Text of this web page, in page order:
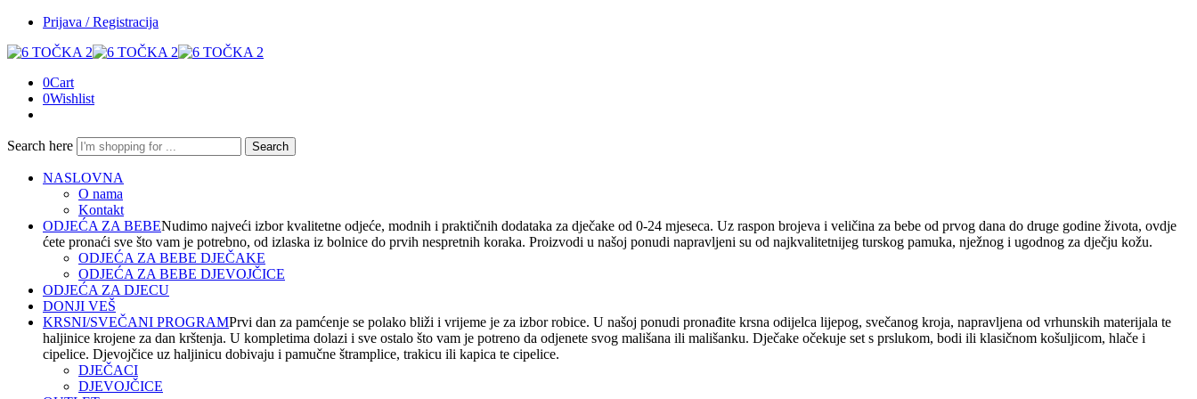
Prijava / Registracija
0Cart
0Wishlist
Search here Search
NASLOVNA
O nama
Kontakt
ODJEĆA ZA BEBENudimo najveći izbor kvalitetne odjeće, modnih i praktičnih dodataka za dječake od 0-24 mjeseca. Uz raspon brojeva i veličina za bebe od prvog dana do druge godine života, ovdje
ćete pronaći sve što vam je potrebno, od izlaska iz bolnice do prvih nespretnih koraka. Proizvodi u našoj ponudi napravljeni su od najkvalitetnijeg turskog pamuka, nježnog i ugodnog za dječju kožu.
ODJEĆA ZA BEBE DJEČAKE
ODJEĆA ZA BEBE DJEVOJČICE
ODJEĆA ZA DJECU
DONJI VEŠ
KRSNI/SVEČANI PROGRAMPrvi dan za pamćenje se polako bliži i vrijeme je za izbor robice. U našoj ponudi pronađite krsna odijelca lijepog, svečanog kroja, napravljena od vrhunskih materijala te
haljinice krojene za dan krštenja. U kompletima dolazi i sve ostalo što vam je potreno da odjenete svog mališana ili mališanku. Dječake očekuje set s prslukom, bodi ili klasičnom košuljicom, hlače i
cipelice. Djevojčice uz haljinicu dobivaju i pamučne štramplice, trakicu ili kapica te cipelice.
DJEČACI
DJEVOJČICE